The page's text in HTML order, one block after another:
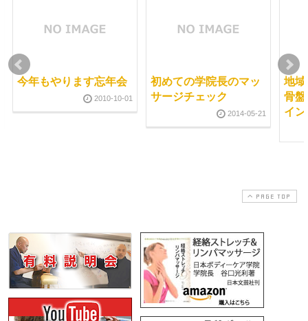
今年もやります忘年会
2010-10-01
初めての学院長のマッ
サージチェック
2014-05-21
地
骨
イ
PAGE TOP